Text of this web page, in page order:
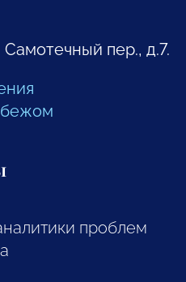
Самотечный пер., д.7.
проблем